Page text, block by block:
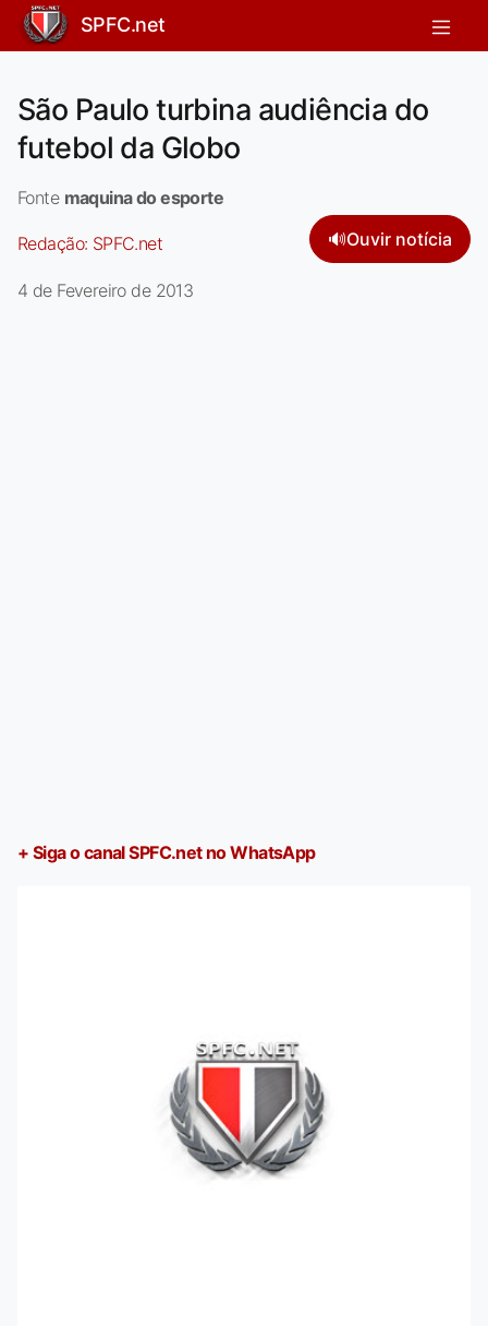
SPFC.net
São Paulo turbina audiência do
futebol da Globo
Fonte maquina do esporte
Redação: SPFC.net 🔊Ouvir notícia
4 de Fevereiro de 2013
+ Siga o canal SPFC.net no WhatsApp